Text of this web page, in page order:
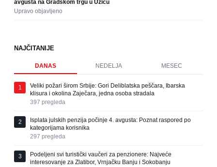
avgusta na Gradskom trgu u Užicu
Upravo objavljeno
NAJČITANIJE
DANAS NEDELJA MESEC
1
Veliki požari širom Srbije: Gori Deliblatska peščara, Ibarska
klisura i okolina Zaječara, jedna osoba stradala
397 pregleda
2
Isplata julskih penzija počinje 4. avgusta: Poznat raspored po
kategorijama korisnika
297 pregleda
3
Podeljeni svi turistički vaučeri za penzionere: Najveće
interesovanje za Zlatibor, Vrnjačku Banju i Sokobanju